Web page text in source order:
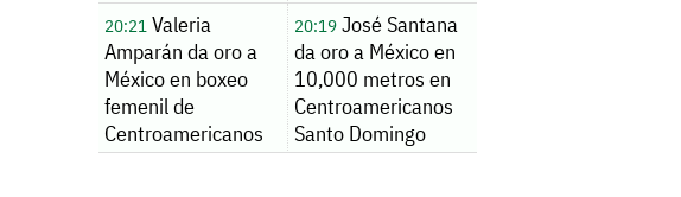
20:21 Valeria
Amparán da oro a
México en boxeo
femenil de
Centroamericanos
20:19José Santana
da oro a México en
10,000 metros en
Centroamericanos
Santo Domingo
2026